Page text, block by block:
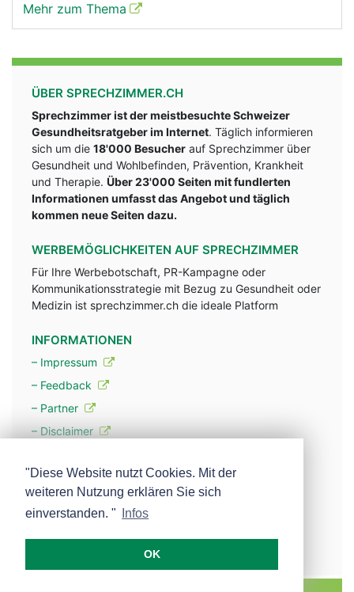
Mehr zum Thema
ÜBER SPRECHZIMMER.CH
Sprechzimmer ist der meistbesuchte Schweizer
Gesundheitsratgeber im Internet. Täglich informieren
sich um die 18'000 Besucher auf Sprechzimmer über
Gesundheit und Wohlbefinden, Prävention, Krankheit
und Therapie. Über 23'000 Seiten mit fundlerten
Informationen umfasst das Angebot und täglich
kommen neue Seiten dazu.
WERBEMÖGLICHKEITEN AUF SPRECHZIMMER
Für Ihre Werbebotschaft, PR-Kampagne oder
Kommunikationsstrategie mit Bezug zu Gesundheit oder
Medizin ist sprechzimmer.ch die ideale Platform
INFORMATIONEN
– Impressum
– Feedback
– Partner
– Disclaimer
– Werbung
– Mehr über unsere Experten
"Diese Website nutzt Cookies. Mit der
weiteren Nutzung erklären Sie sich
einverstanden. "
Infos
OK